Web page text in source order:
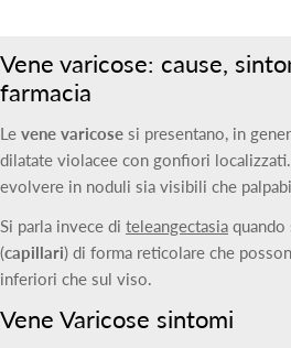
Vene varicose: cause,
farmacia
Le vene varicose si presentano, in
dilatate violacee con gonfiori
evolvere in noduli sia visibili che
Si parla invece di teleangectasia
(capillari) di forma reticolare che
inferiori che sul viso.
Vene Varicose sintomi